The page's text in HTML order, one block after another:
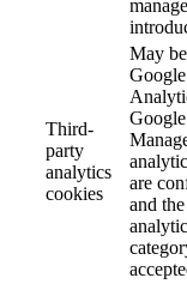
Third-
party
analytics
cookies
May
Google
are
and the